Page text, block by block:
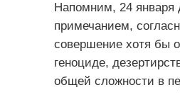
Напомним, 24 января
примечанием,
совершение хотя бы
геноциде,
общей сложности в